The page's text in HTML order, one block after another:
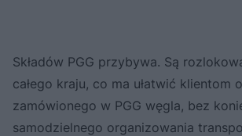
Składów PGG przybywa. Są
całego kraju, co ma ułatwić klientom
zamówionego w PGG węgla, bez
samodzielnego organizowania